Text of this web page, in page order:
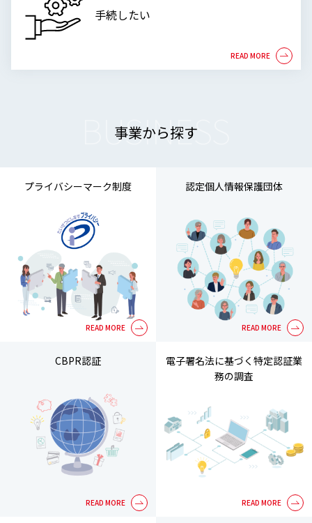
手続したい
BUSINESS
事業から探す
プライバシーマーク制度 認定個人情報保護団体
CBPR認証
電子署名法に基づく特定認証業
務の調査